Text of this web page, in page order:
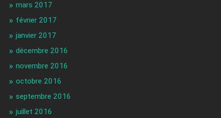
mars 2017
février 2017
janvier 2017
décembre 2016
novembre 2016
octobre 2016
septembre 2016
juillet 2016